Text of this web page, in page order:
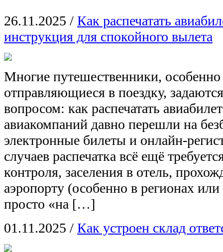
26.11.2025 / Как распечатать
инструкция для спокойного вылета
Многие путешественники,
отправляющиеся в поездку,
вопросом: как распечатать
авиакомпаний давно перешли на
электронные билеты и онлайн-
случаев распечатка всё ещё
контроля, заселения в отель,
аэропорту (особенно в регионах
просто «на […]
01.11.2025 / Как устроен склад